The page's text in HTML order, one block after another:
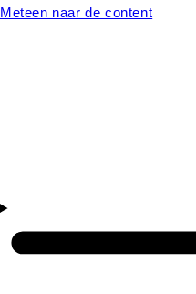
Meteen naar de content